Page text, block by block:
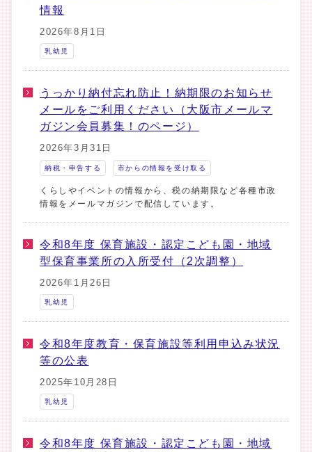
情報
2026年8月1日
乳幼児
うっかり納付忘れ防止！納期限のお知らせ
メールをご利用ください（大阪市メールマ
ガジン会員募集！のページ）
2026年3月31日
納税・申告する 市からの情報を受け取る
くらしやイベントの情報から、税の納期限など各種市政
情報をメールマガジンで配信しています。
令和8年度 保育施設・認定こども園・地域
型保育事業所の入所受付（2次調整）
2026年1月26日
乳幼児
令和8年度教育・保育施設等利用申込み状況
等の公表
2025年10月28日
乳幼児
令和8年度 保育施設・認定こども園・地域